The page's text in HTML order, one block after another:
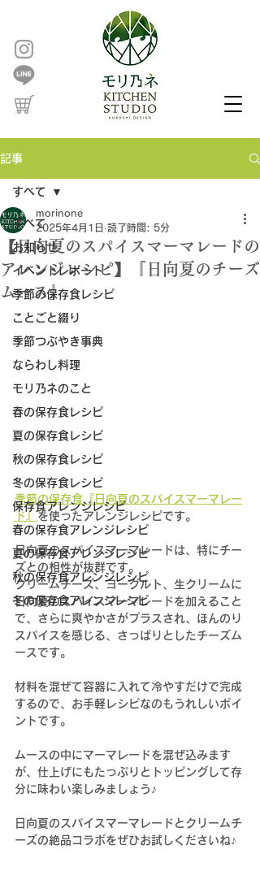
記事
すべて
お知らせ
イベントレポート
季節の保存食レシピ
ことごと綴り
季節つぶやき事典
ならわし料理
モリ乃ネのこと
春の保存食レシピ
夏の保存食レシピ
秋の保存食レシピ
冬の保存食レシピ
保存食アレンジレシピ
春の保存食アレンジレシピ
夏の保存食アレンジレシピ
秋の保存食アレンジレシピ
冬の保存食アレンジレシピ
すべて
【日向夏のスパイスマーマレードの
アレンジレシピ】『日向夏のチーズ
ムース』
morinone
2025年4月1日 読了時間: 5分
季節の保存食『日向夏のスパイスマーマレー
ド』 を使ったアレンジレシピです。
日向夏のスパイスマーマレードは、特にチー
ズとの相性が抜群です。
クリームチーズ、ヨーグルト、生クリームに
日向夏のスパイスマーマレードを加えること
で、さらに爽やかさがプラスされ、ほんのり
スパイスを感じる、さっぱりとしたチーズム
ースです。
材料を混ぜて容器に入れて冷やすだけで完成
するので、お手軽レシピなのもうれしいポイ
ントです。
ムースの中にマーマレードを混ぜ込みます
が、仕上げにもたっぷりとトッピングして存
分に味わい楽しみましょう♪
日向夏のスパイスマーマレードとクリームチ
ーズの絶品コラボをぜひお試しくださいね♪